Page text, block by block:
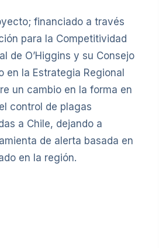
financiado a través
para la Competitividad
de O’Higgins y su Consejo
en la Estrategia Regional
un cambio en la forma en
control de plagas
a Chile, dejando a
de alerta basada en
en la región.